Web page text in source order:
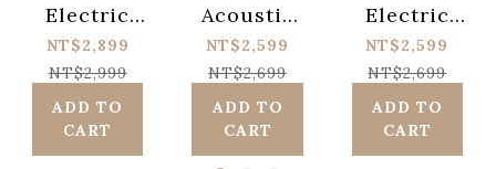
Electric
Bass Bag
NT$2,899
NT$2,999
ADD TO
CART
Acoustic
Guitar Bag
NT$2,599
NT$2,699
ADD TO
CART
Electric
Guitar Bag
NT$2,599
NT$2,699
ADD TO
CART